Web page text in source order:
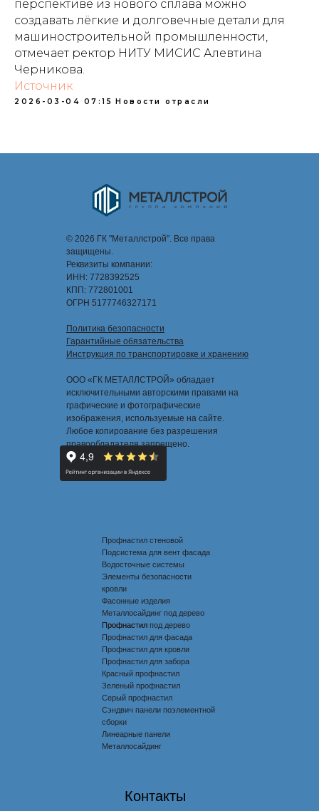
перспективе из нового сплава можно
создавать лёгкие и долговечные детали для
машиностроительной промышленности,
отмечает ректор НИТУ МИСИС Алевтина
Черникова.
Источник
2026-03-04 07:15 Новости отрасли
© 2026 ГК "Металлстрой". Все права
защищены.
Реквизиты компании:
ИНН: 7728392525
КПП: 772801001
ОГРН 5177746327171
Политика безопасности
Гарантийные обязательства
Инструкция по транспортировке и хранению
ООО «ГК МЕТАЛЛСТРОЙ» обладает
исключительными авторскими правами на
графические и фотографические
изображения, используемые на сайте.
Любое копирование без разрешения
правообладателя запрещено.
Профнастил стеновой
Подсистема для вент фасада
Водосточные системы
Элементы безопасности
кровли
Фасонные изделия
Металлосайдинг под дерево
Профнастил под дерево
Профнастил
Профнастил для фасада
Профнастил для кровли
Профнастил для забора
Красный профнастил
Зеленый профнастил
Серый профнастил
Сэндвич панели поэлементной
сборки
Линеарные панели
Металлосайдинг
Контакты